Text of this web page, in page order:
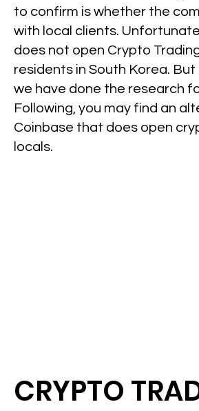
to confirm is whether the
with local clients.
does not open Crypto
residents in South Korea.
we have done the research
Following, you may find an
Coinbase that does open
locals.
CRYPTO